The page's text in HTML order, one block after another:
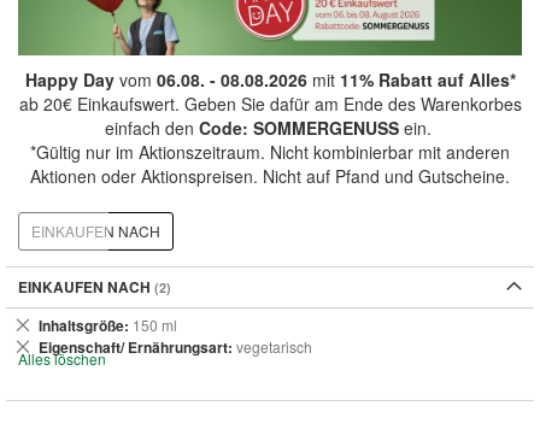
Happy Dayvom 06.08. - 08.08.2026mit 11% Rabatt auf Alles*
ab 20€ Einkaufswert. Geben Sie dafür am Ende des Warenkorbes
einfach den Code: SOMMERGENUSSein.
*Gültig nur im Aktionszeitraum. Nicht kombinierbar mit anderen
Aktionen oder Aktionspreisen. Nicht auf Pfand und Gutscheine.
EINKAUFEN NACH
EINKAUFEN NACH
Inhaltsgröße 150 ml
Dies
entfernen
Eigenschaft/ Ernährungsart vegetarisch
Dies
entfernen
Alles löschen